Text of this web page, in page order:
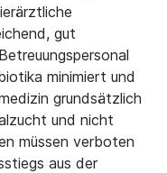
gut
minimiert und
grundsätzlich
und nicht
müssen verboten
aus der